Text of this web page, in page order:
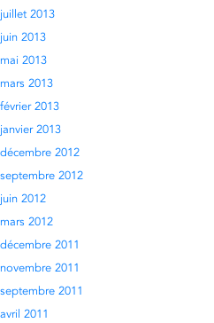
juillet 2013
juin 2013
mai 2013
mars 2013
février 2013
janvier 2013
décembre 2012
septembre 2012
juin 2012
mars 2012
décembre 2011
novembre 2011
septembre 2011
avril 2011